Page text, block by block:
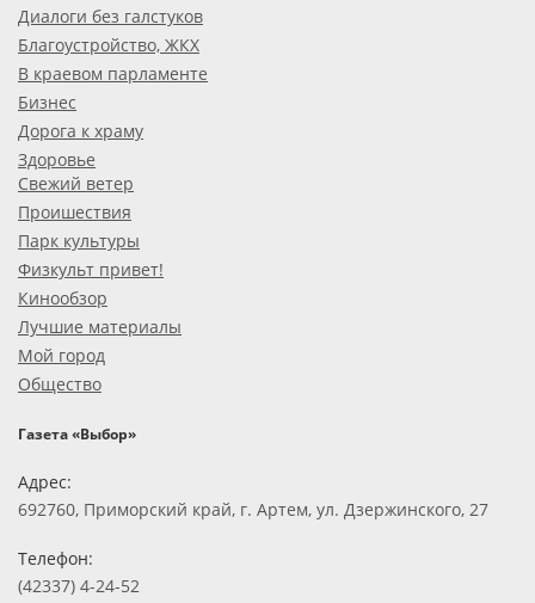
Диалоги без галстуков
Благоустройство, ЖКХ
В краевом парламенте
Бизнес
Дорога к храму
Здоровье
Свежий ветер
Проишествия
Парк культуры
Физкульт привет!
Кинообзор
Лучшие материалы
Мой город
Общество
Газета «Выбор»
Адрес:
692760, Приморский край, г. Артем, ул. Дзержинского, 27
Телефон:
(42337) 4-24-52